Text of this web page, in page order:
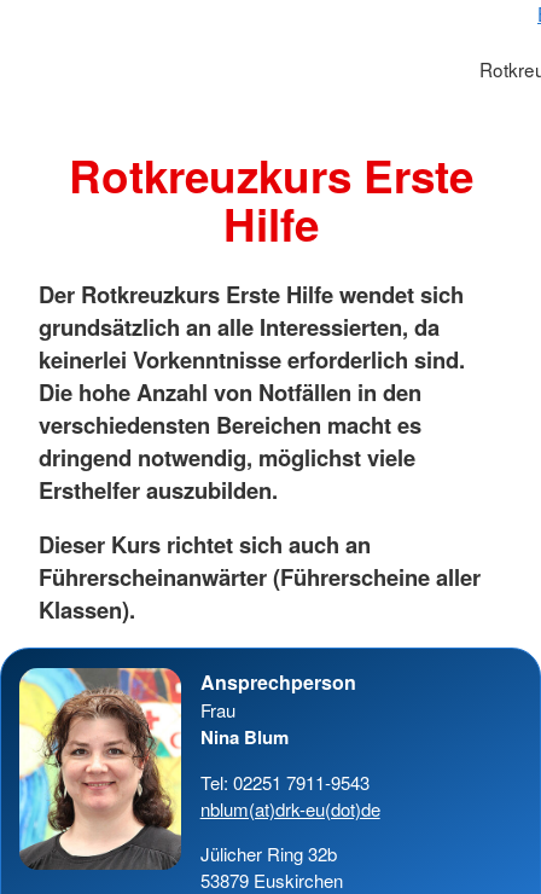
Rotkreuzkurs Erste
Hilfe
Der Rotkreuzkurs Erste Hilfe wendet sich
grundsätzlich an alle Interessierten, da
keinerlei Vorkenntnisse erforderlich sind.
Die hohe Anzahl von Notfällen in den
verschiedensten Bereichen macht es
dringend notwendig, möglichst viele
Ersthelfer auszubilden.
Dieser Kurs richtet sich auch an
Führerscheinanwärter (Führerscheine aller
Klassen).
Ansprechperson
Frau
Nina Blum
Tel: 02251 7911-9543
nblum(at)drk-eu(dot)de
Jülicher Ring 32b
53879 Euskirchen